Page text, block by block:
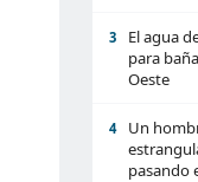
3
El agua
para
Oeste
4
Un
pasando